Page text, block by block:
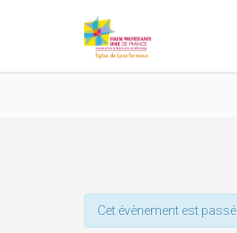
Cet évènement est passé